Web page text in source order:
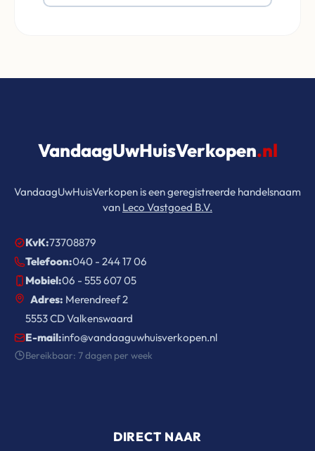
VandaagUwHuisVerkopen.nl
VandaagUwHuisVerkopen is een geregistreerde handelsnaam
van Leco Vastgoed B.V.
KvK:73708879
Telefoon:040 - 244 17 06
Mobiel:06 - 555 607 05
Adres: Merendreef 2
5553 CD Valkenswaard
E-mail:info@vandaaguwhuisverkopen.nl
Bereikbaar: 7 dagen per week
DIRECT NAAR